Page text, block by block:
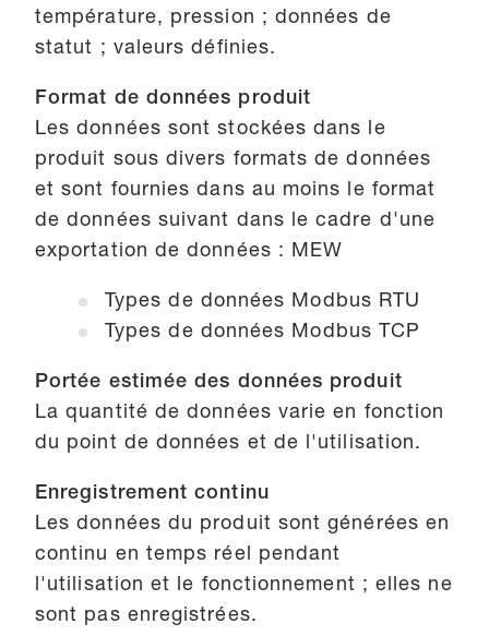
température, pression ; données de
statut ; valeurs définies.
Format de données produit
Les données sont stockées dans le
produit sous divers formats de données
et sont fournies dans au moins le format
de données suivant dans le cadre d'une
exportation de données : MEW
Types de données Modbus RTU
Types de données Modbus TCP
Portée estimée des données produit
La quantité de données varie en fonction
du point de données et de l'utilisation.
Enregistrement continu
Les données du produit sont générées en
continu en temps réel pendant
l'utilisation et le fonctionnement ; elles ne
sont pas enregistrées.